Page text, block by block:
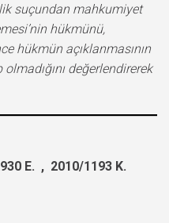
suçundan mahkumiyet
hükmünü,
hükmün açıklanmasının
değerlendirerek
E. , 2010/1193 K.